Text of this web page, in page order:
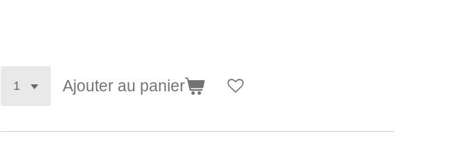
Ajouter au panier